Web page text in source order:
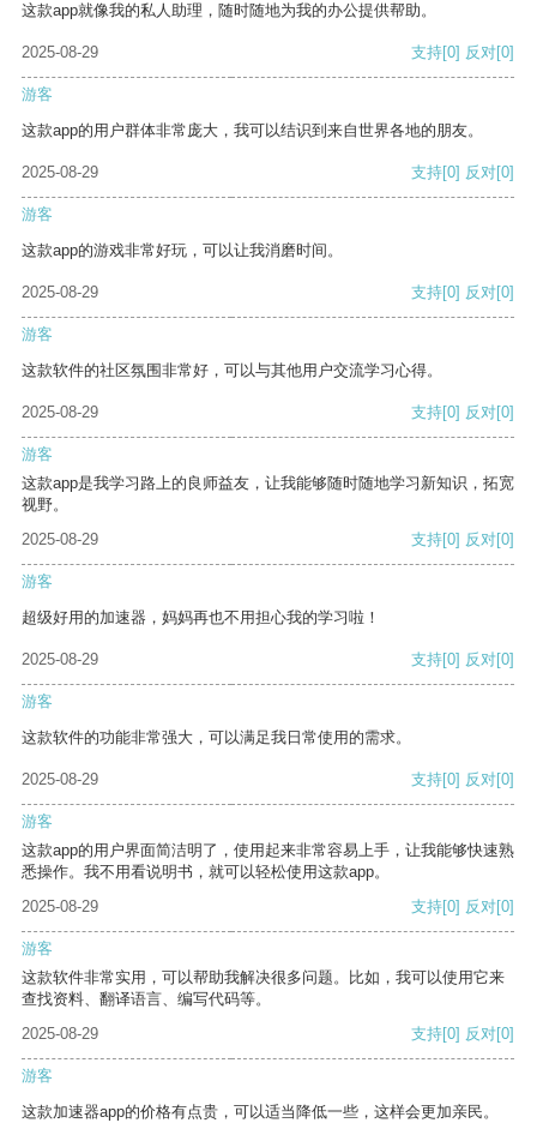
这款app就像我的私人助理，随时随地为我的办公提供帮助。
2025-08-29 支持[0] 反对[0]
游客
这款app的用户群体非常庞大，我可以结识到来自世界各地的朋友。
2025-08-29 支持[0] 反对[0]
游客
这款app的游戏非常好玩，可以让我消磨时间。
2025-08-29 支持[0] 反对[0]
游客
这款软件的社区氛围非常好，可以与其他用户交流学习心得。
2025-08-29 支持[0] 反对[0]
游客
这款app是我学习路上的良师益友，让我能够随时随地学习新知识，拓宽
视野。
2025-08-29
支持[0] 反对[0]
游客
超级好用的加速器，妈妈再也不用担心我的学习啦！
2025-08-29 支持[0] 反对[0]
游客
这款软件的功能非常强大，可以满足我日常使用的需求。
2025-08-29 支持[0] 反对[0]
游客
这款app的用户界面简洁明了，使用起来非常容易上手，让我能够快速熟
悉操作。我不用看说明书，就可以轻松使用这款app。
2025-08-29
支持[0] 反对[0]
游客
这款软件非常实用，可以帮助我解决很多问题。比如，我可以使用它来
查找资料、翻译语言、编写代码等。
2025-08-29
支持[0] 反对[0]
游客
这款加速器app的价格有点贵，可以适当降低一些，这样会更加亲民。